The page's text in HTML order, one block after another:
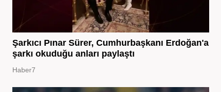
Şarkıcı Pınar Sürer, Cumhurbaşkanı Erdoğan'a
şarkı okuduğu anları paylaştı
Haber7